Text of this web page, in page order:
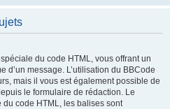
du code HTML, vous offrant un
d’un message. L’utilisation du BBCode
mais il vous est également possible de
le formulaire de rédaction. Le
du code HTML, les balises sont